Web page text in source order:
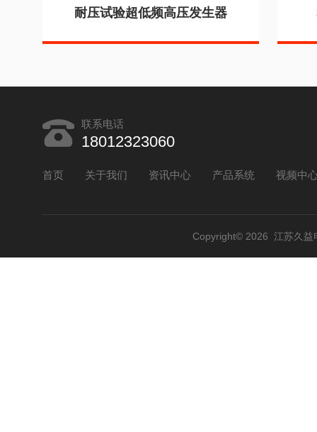
耐压试验超低频高压发生器
联系电话
18012323060
首页 关于我们 资讯中心 产品系统 视频中
Copyright© 2026 江苏久